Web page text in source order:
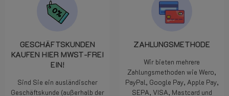
GESCHÄFTSKUNDEN
KAUFEN HIER MWST-FREI
EIN!
Sind Sie ein ausländischer
Geschäftskunde (außerhalb der
ZAHLUNGSMETHODE
Wir bieten mehrere
Zahlungsmethoden wie Wero,
PayPal, Google Pay, Apple Pay,
SEPA, VISA, Mastcard und